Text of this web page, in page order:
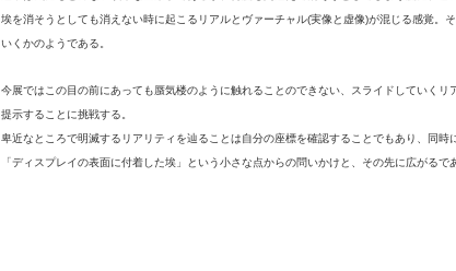
埃を消そうとしても消えない時に起こるリアルとヴァーチャル(実像と虚像)が混じる感覚。
いくかのようである。
今展ではこの目の前にあっても蜃気楼のように触れることのできない、スライドしていく
提示することに挑戦する。
卑近なところで明滅するリアリティを辿ることは自分の座標を確認することでもあり、同時
「ディスプレイの表面に付着した埃」という小さな点からの問いかけと、その先に広がるで